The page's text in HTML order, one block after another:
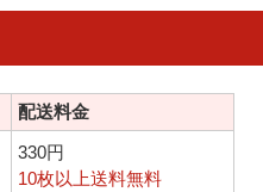
配送料金
330円
10枚以上送料無料